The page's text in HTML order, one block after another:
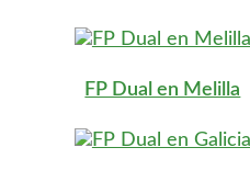
FP Dual en Melilla